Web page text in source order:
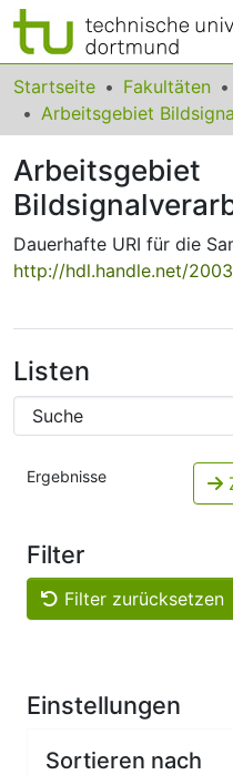
Bereiche & Sammlungen
Das gesamte
Statistiken
FAQ
Leitlinien
Startseite Fakultäten
Arbeitsgebiet
Dauerhafte URI für die
http://hdl.handle.net/
Listen
Ergebnisse
Filter
Filter zurücksetzen
Einstellungen
Sortieren nach